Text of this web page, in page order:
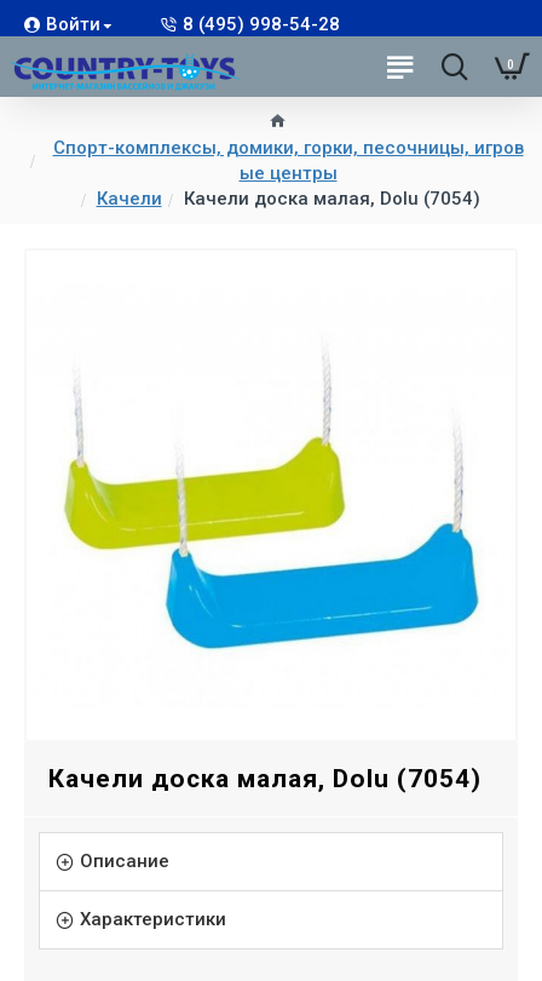
Войти 8 (495) 998-54-28
0
Спорт-комплексы, домики, горки, песочницы, игров
ые центры
Качели
Качели доска малая, Dolu (7054)
Качели доска малая, Dolu (7054)
Описание
Характеристики